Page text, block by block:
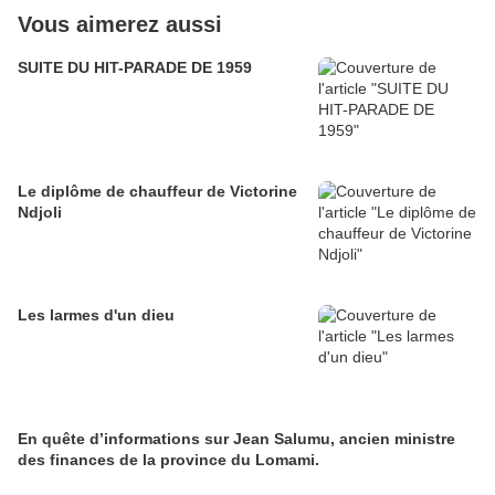
Vous aimerez aussi
SUITE DU HIT-PARADE DE 1959
Le diplôme de chauffeur de Victorine
Ndjoli
Les larmes d'un dieu
En quête d’informations sur Jean Salumu, ancien ministre
des finances de la province du Lomami.